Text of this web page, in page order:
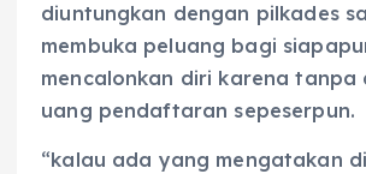
diuntungkan dengan pilkades
membuka peluang bagi
mencalonkan diri karena tanpa
uang pendaftaran sepeserpun.
“kalau ada yang mengatakan